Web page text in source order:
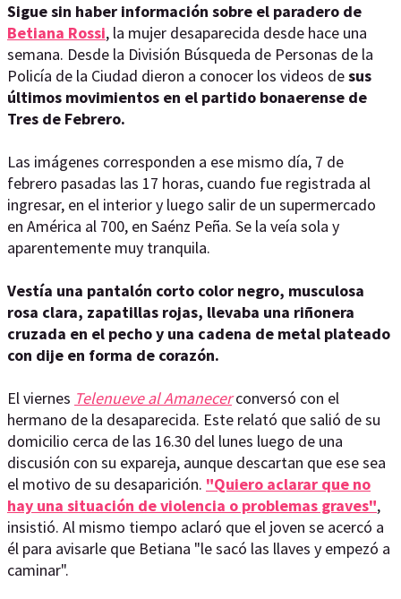
Sigue sin haber información sobre el paradero de
Betiana Rossi, la mujer desaparecida desde hace una
semana. Desde la División Búsqueda de Personas de la
Policía de la Ciudad dieron a conocer los videos desus
últimos movimientos en el partido bonaerense de
Tres de Febrero.
Las imágenes corresponden a ese mismo día, 7 de
febrero pasadas las 17 horas, cuando fue registrada al
ingresar, en el interior y luego salir de un supermercado
en América al 700, en Saénz Peña. Se la veía sola y
aparentemente muy tranquila.
Vestía una pantalón corto color negro, musculosa
rosa clara, zapatillas rojas, llevaba una riñonera
cruzada en el pecho y una cadena de metal plateado
con dije en forma de corazón.
El viernes Telenueve al Amanecerconversó con el
hermano de la desaparecida. Este relató que salió de su
domicilio cerca de las 16.30 del lunes luego de una
discusión con su expareja, aunque descartan que ese sea
el motivo de su desaparición. "Quiero aclarar que no
hay una situación de violencia o problemas graves",
insistió. Al mismo tiempo aclaró que el joven se acercó a
él para avisarle que Betiana "le sacó las llaves y empezó a
caminar".